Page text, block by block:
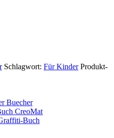
Schlagwort: Für Kinder Produkt-